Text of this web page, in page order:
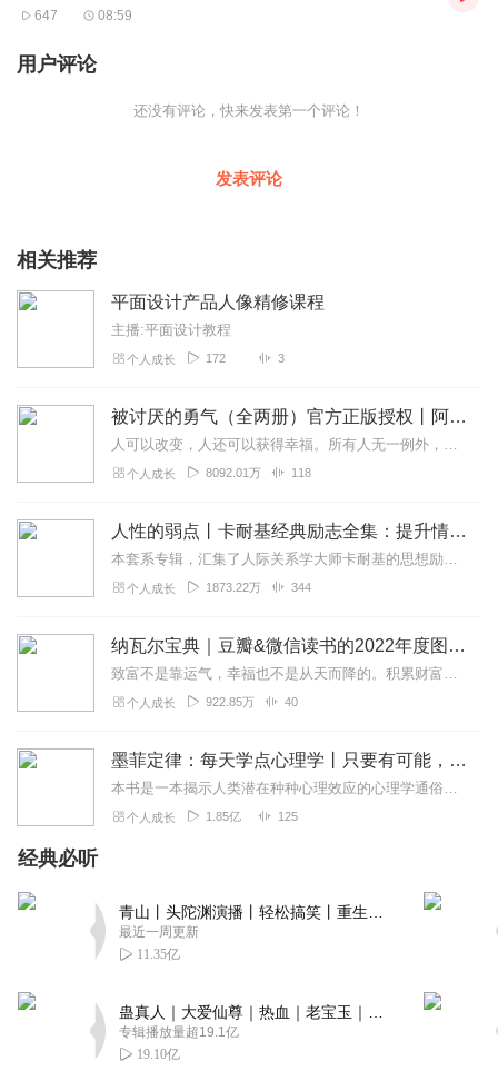
647 08:59
用户评论
还没有评论，快来发表第一个评论！
发表评论
相关推荐
平面设计产品人像精修课程
主播:平面设计教程
个人成长 172 3
被讨厌的勇气（全两册）官方正版授权丨阿德勒心理学畅销经典｜幸福的勇气
人可以改变，人还可以获得幸福。所有人无一例外，都能如此。——阿德勒心理学一名深陷自卑、无能与不幸福的青年，听到了一名哲人主张的“世界无比单纯，人人都能幸福”便来...
个人成长 8092.01万 118
人性的弱点丨卡耐基经典励志全集：提升情商和沟通技巧
本套系专辑，汇集了人际关系学大师卡耐基的思想励志精华，收录《人性的弱点》《人性的优点》《语言的突破》《美好的人生》《快乐的人生》等所有经典！是卡耐基的经典合辑，...
个人成长 1873.22万 344
纳瓦尔宝典｜豆瓣&微信读书的2022年度图书|从白手起家到财务自由
致富不是靠运气，幸福也不是从天而降的。积累财富和幸福生活是我们可以学习的技能。这本书收集整理了硅谷投资人纳瓦尔在过去十年里通过推特、播客和采访等方式分享的人生智...
个人成长 922.85万 40
墨菲定律：每天学点心理学丨只要有可能，就一定会发生
本书是一本揭示人类潜在种种心理效应的心理学通俗读物，其中最有代表性的即“墨菲定律”。与此同时，从自我认知、经济管理等方面入手，作者引出了数十条对现代人工作和生活...
个人成长 1.85亿 125
经典必听
最近一周更新
11.35亿
专辑播放量超19.1亿
19.10亿